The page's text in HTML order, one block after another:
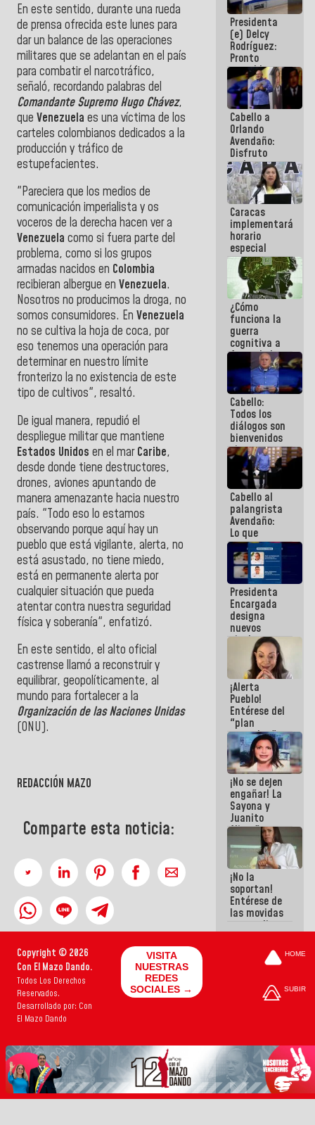
En este sentido, durante una rueda
de prensa ofrecida este lunes para
dar un balance de las operaciones
militares que se adelantan en el país
para combatir el narcotráfico,
señaló, recordando palabras del
Comandante Supremo Hugo Chávez,
que Venezuela es una víctima de los
carteles colombianos dedicados a la
producción y tráfico de
estupefacientes.
"Pareciera que los medios de
comunicación imperialista y os
voceros de la derecha hacen ver a
Venezuela como si fuera parte del
problema, como si los grupos
armadas nacidos en Colombia
recibieran albergue en Venezuela.
Nosotros no producimos la droga, no
somos consumidores. En Venezuela
no se cultiva la hoja de coca, por
eso tenemos una operación para
determinar en nuestro límite
fronterizo la no existencia de este
tipo de cultivos", resaltó.
De igual manera, repudió el
despliegue militar que mantiene
Estados Unidos en el marCaribe,
desde donde tiene destructores,
drones, aviones apuntando de
manera amenazante hacia nuestro
país. "Todo eso lo estamos
observando porque aquí hay un
pueblo que está vigilante, alerta, no
está asustado, no tiene miedo,
está en permanente alerta por
cualquier situación que pueda
atentar contra nuestra seguridad
física y soberanía", enfatizó.
En este sentido, el alto oficial
castrense llamó a reconstruir y
equilibrar, geopolíticamente, al
mundo para fortalecer a la
Organización de las Naciones Unidas
(ONU).
REDACCIÓN MAZO
Comparte esta noticia:
Presidenta
(e) Delcy
Rodríguez:
Pronto
restableceremos
las
operaciones
en el
Aeropuerto
Internacional
de
Maiquetía
Cabello a
Orlando
Avendaño:
Disfruto
cada vez
que escribes
porque lo
que haces
es
embarrarla
Caracas
implementará
horario
especial
para
adaptarse
al plan de
ahorro
energético
¿Cómo
funciona la
guerra
cognitiva a
favor de la
narrativa
hegemónica?
(1)
Cabello:
Todos los
diálogos son
bienvenidos
siempre que
estén en el
marco de la
Constitución
de la
República
Cabello al
palangrista
Avendaño:
Lo que
vayas a
escribir
hazlo hoy
por que no
sabemos si
la semana
que viene
hay
programa
Presidenta
Encargada
designa
nuevos
titulares en
Viceministerio
de Energía
Eléctrica y
CORPOELEC
¡Alerta
Pueblo!
Entérese del
"plan
enjambre"
de La Sayo
para
sabotear el
diálogo y
promover el
caos
¡No se dejen
engañar! La
Sayona y
Juanito
Alimaña son
harina del
mismo
costal
¡No la
soportan!
Entérese de
las movidas
que realizan
cómplices
de La Sayo
sacudírsela
Copyright © 2026
Con El Mazo Dando.
Todos Los Derechos
Reservados.
Desarrollado por: Con
El Mazo Dando
VISITA
NUESTRAS
REDES
SOCIALES →
HOME
SUBIR